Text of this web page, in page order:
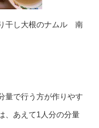
し大根のナムル 南
量で行う方が作りやす
、あえて1人分の分量